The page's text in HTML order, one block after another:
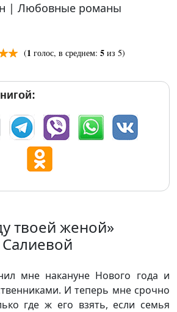
| Любовные романы
(1 голос, в среднем: 5 из 5)
твоей женой»
мне накануне Нового года и
И теперь мне срочно
где ж его взять, если семья